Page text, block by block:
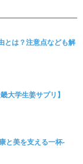
とは？注意点なども解
大学生姜サプリ】
と美を支える一杯-